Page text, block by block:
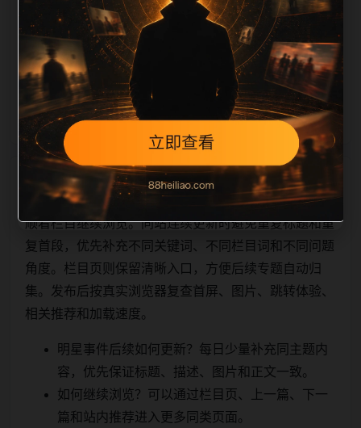
径补充三类信息：入口是否稳定、同栏目还有哪些可继
续阅读、移动端打开时图片和摘要是否一致。每次新增
内容后同步检查标题、description、canonical、主题
图、alt、title和推荐链接，确保页面既能被搜索引擎理
解，也能让真实用户
相关问题与推荐
顺着栏目继续浏览。同站连续更新时避免重复标题和重
复首段，优先补充不同关键词、不同栏目词和不同问题
角度。栏目页则保留清晰入口，方便后续专题自动归
集。发布后按真实浏览器复查首屏、图片、跳转体验、
相关推荐和加载速度。
明星事件后续如何更新？每日少量补充同主题内
容，优先保证标题、描述、图片和正文一致。
如何继续浏览？可以通过栏目页、上一篇、下一
篇和站内推荐进入更多同类页面。